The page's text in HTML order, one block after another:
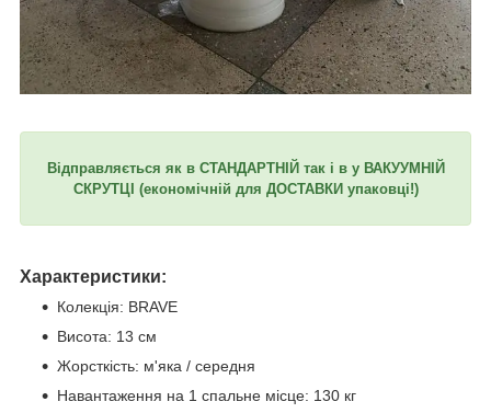
Відправляється як в СТАНДАРТНІЙ так і в у ВАКУУМНІЙ
СКРУТЦІ (економічній для ДОСТАВКИ упаковці!)
Характеристики:
Колекція: BRAVE
Висота: 13 см
Жорсткість: м'яка / середня
Навантаження на 1 спальне місце: 130 кг